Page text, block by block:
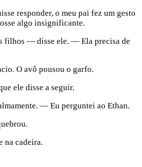
responder, o meu pai fez um gesto
algo insignificante.
filhos — disse ele. — Ela precisa de
O avô pousou o garfo.
ele disse a seguir.
— Eu perguntei ao Ethan.
na cadeira.